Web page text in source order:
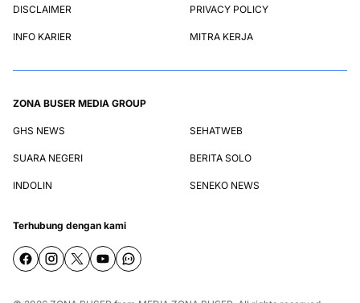
DISCLAIMER PRIVACY POLICY
INFO KARIER MITRA KERJA
ZONA BUSER MEDIA GROUP
GHS NEWS SEHATWEB
SUARA NEGERI BERITA SOLO
INDOLIN SENEKO NEWS
Terhubung dengan kami